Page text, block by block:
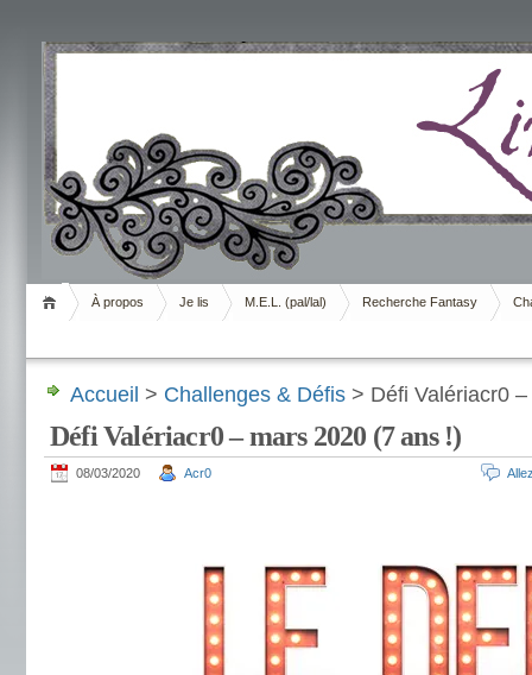
Livrement
À propos Je lis M.E.L. (pal/lal) Recherche Fantasy
Accueil > Challenges & Défis > Défi Valériacr0
Défi Valériacr0 – mars 2020 (7 ans !)
08/03/2020 Acr0